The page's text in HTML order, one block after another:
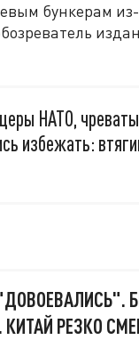
бункерам
НАТО,
избежать:
РЕЗКО